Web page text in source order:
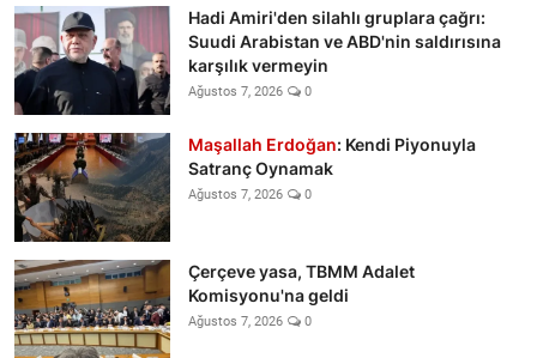
Hadi Amiri'den silahlı gruplara çağrı:
Suudi Arabistan ve ABD'nin saldırısına
karşılık vermeyin
Ağustos 7, 2026 0
Maşallah Erdoğan: Kendi Piyonuyla
Satranç Oynamak
Ağustos 7, 2026 0
Çerçeve yasa, TBMM Adalet
Komisyonu'na geldi
Ağustos 7, 2026 0